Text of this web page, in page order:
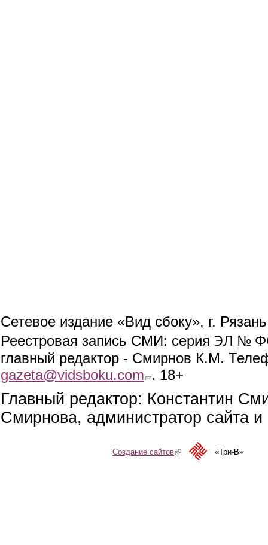
Сетевое издание «Вид сбоку», г.
Реестровая запись СМИ: серия ЭЛ №
главный редактор - Смирнов К.М.
gazeta@vidsboku.com (link sends e-mail)
. 18+
Главный редактор: Константин
Смирнова, администратор сайта
Создание сайтов(link is external)«Три-В»